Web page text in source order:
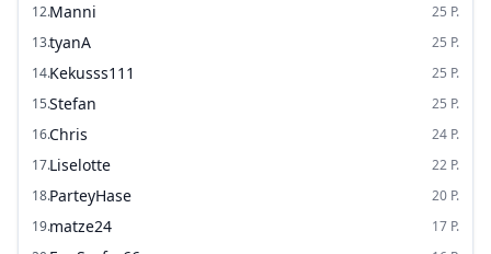
12.Manni 25 P.
13.tyanA 25 P.
14.Kekusss111 25 P.
15.Stefan 25 P.
16.Chris 24 P.
17.Liselotte 22 P.
18.ParteyHase 20 P.
19.matze24 17 P.